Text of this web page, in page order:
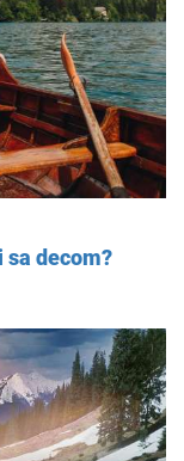
sa decom?